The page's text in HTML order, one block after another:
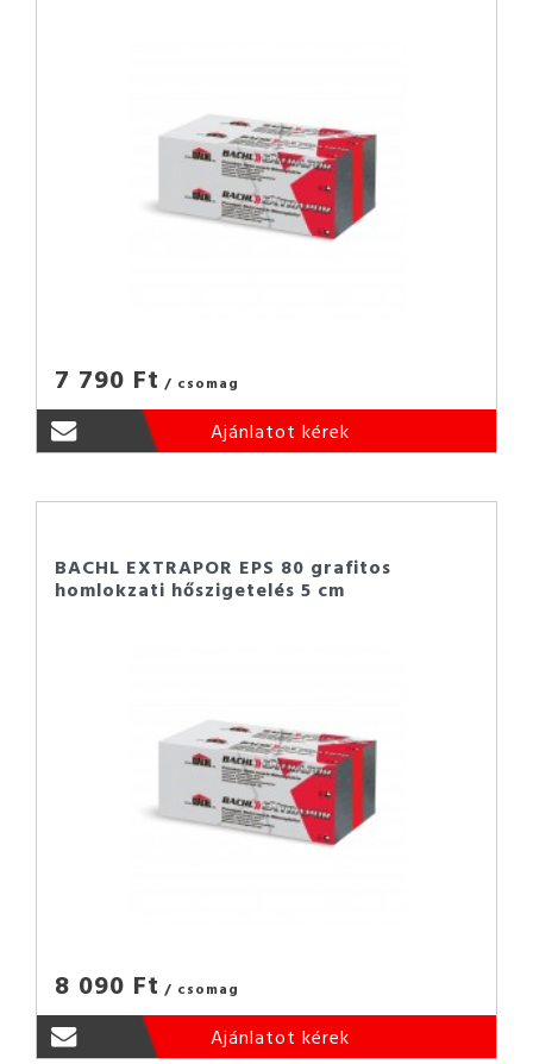
7 790 Ft / csomag
Ajánlatot kérek
BACHL EXTRAPOR EPS 80 grafitos
homlokzati hőszigetelés 5 cm
8 090 Ft / csomag
Ajánlatot kérek